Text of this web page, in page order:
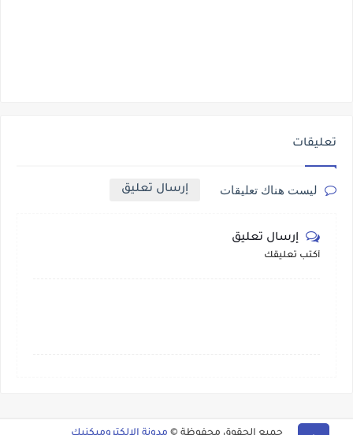
تعليقات
ليست هناك تعليقات إرسال تعليق
إرسال تعليق
أكتب تعليقك